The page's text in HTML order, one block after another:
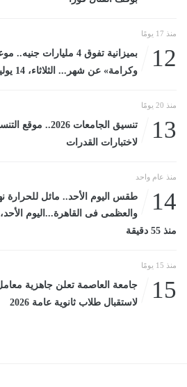
منذ 17 يومًا
12
بميزانية تفوق 4
وكرامة» عن شهر... الثلاثاء، 14 يوليو 2026 10:46 صـ
منذ 20 يومًا
13
تنسيق الجامعات
لاختبارات القدرات
منذ عام واحد
14
طقس اليوم الأحد.. مائل للحرارة
منذ 55 دقيقة
منذ 15 يومًا
15
جامعة العاصمة تعلن جاهزية
لاستقبال طلاب ثانوية عامة 2026